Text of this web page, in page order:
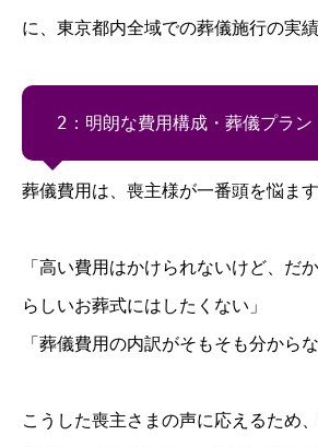
に、東京都内全域での葬儀施行の実績
2：明朗な費用構成・葬儀プラン
葬儀費用は、喪主様が一番頭を悩ます
「高い費用はかけられないけど、だ
らしいお葬式にはしたくない」
「葬儀費用の内訳がそもそも分からな
こうした喪主さまの声に応えるため